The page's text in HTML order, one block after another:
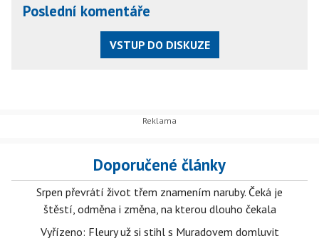
Poslední komentáře
VSTUP DO DISKUZE
Doporučené články
Srpen převrátí život třem znamením naruby. Čeká je
štěstí, odměna i změna, na kterou dlouho čekala
Vyřízeno: Fleury už si stihl s Muradovem domluvit